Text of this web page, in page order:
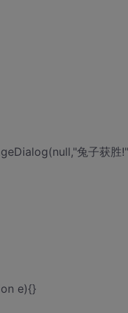
兔子获胜
e){}